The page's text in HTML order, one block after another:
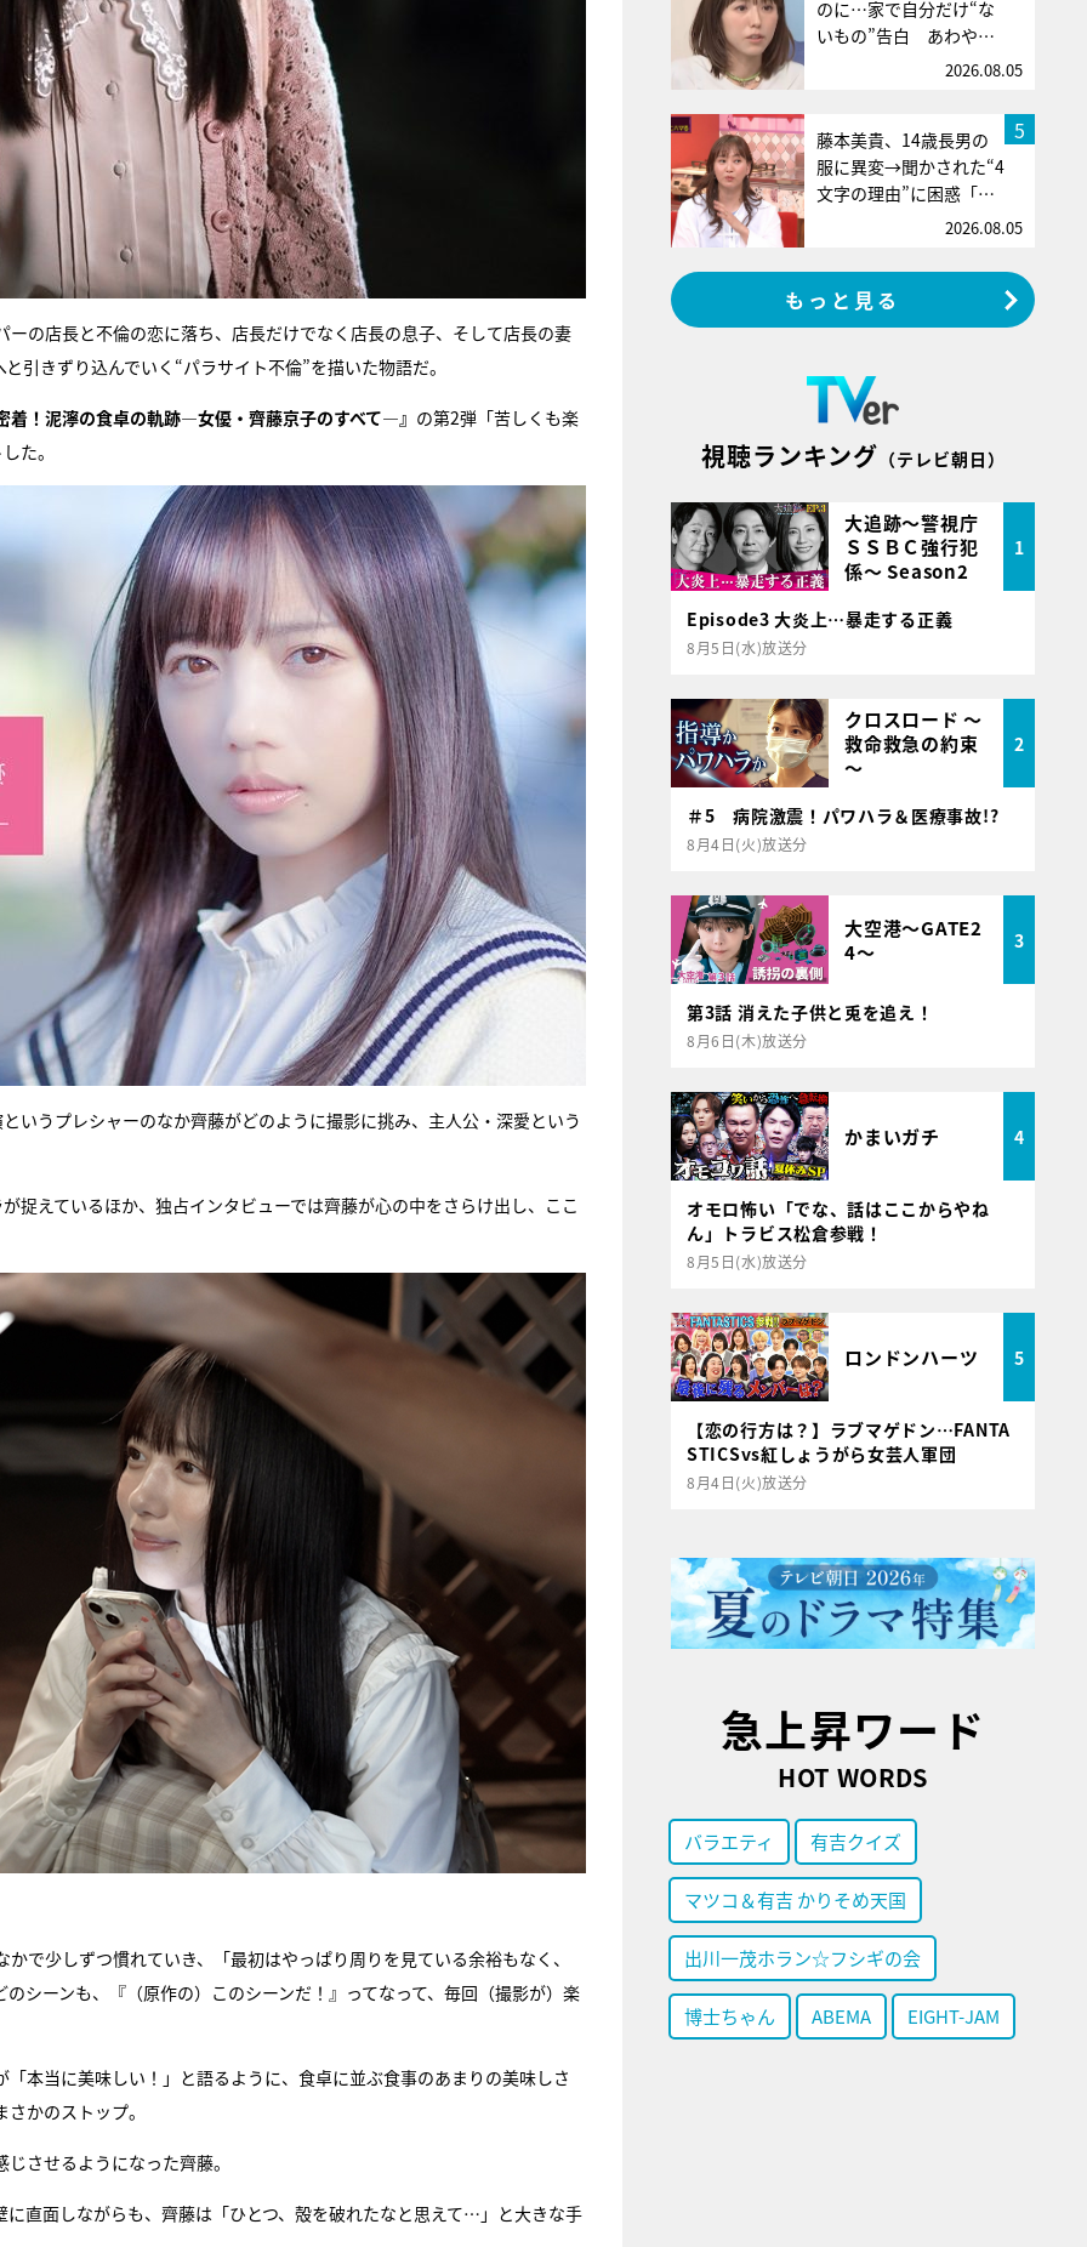
の店長と不倫の恋に落ち、店長だけでなく店長の息子、そして店長の妻
きずり込んでいく“パラサイト不倫”を描いた物語だ。
着！泥濘の食卓の軌跡―女優・齊藤京子のすべて―』 の第2弾「苦しくも楽
た。
うプレシャーのなか齊藤がどのように撮影に挑み、主人公・深愛という
捉えているほか、独占インタビューでは齊藤が心の中をさらけ出し、ここ
で少しずつ慣れていき、「最初はやっぱり周りを見ている余裕もなく、
シーンも、『（原作の）このシーンだ！』ってなって、毎回（撮影が）楽
本当に美味しい！」と語るように、食卓に並ぶ食事のあまりの美味しさ
かのストップ。
させるようになった齊藤。
直面しながらも、齊藤は「ひとつ、殻を破れたなと思えて…」と大きな手
のに…家で自分だけ“な
いもの”告白 あわや…
2026.08.05
5
藤本美貴、14歳長男の
服に異変→聞かされた“4
文字の理由”に困惑「…
2026.08.05
もっと見る
視聴ランキング （テレビ朝日）
大追跡～警視庁
ＳＳＢＣ強行犯
係～ Season2
1
Episode3 大炎上…暴走する正義
8月5日(水)放送分
クロスロード ～
救命救急の約束
～
2
＃5 病院激震！パワハラ＆医療事故!?
8月4日(火)放送分
大空港～GATE2
4～
3
第3話 消えた子供と兎を追え！
8月6日(木)放送分
かまいガチ 4
オモロ怖い「でな、話はここからやね
ん」トラビス松倉参戦！
8月5日(水)放送分
ロンドンハーツ 5
【恋の行方は？】ラブマゲドン…FANTA
STICSvs紅しょうがら女芸人軍団
8月4日(火)放送分
急上昇ワード
HOT WORDS
バラエティ 有吉クイズ
マツコ＆有吉 かりそめ天国
出川一茂ホラン☆フシギの会
博士ちゃん ABEMA EIGHT-JAM